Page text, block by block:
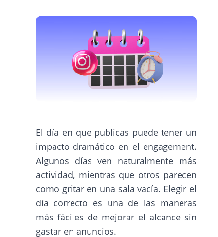
El día en que publicas puede tener un
impacto dramático en el engagement.
Algunos días ven naturalmente más
actividad, mientras que otros parecen
como gritar en una sala vacía. Elegir el
día correcto es una de las maneras
más fáciles de mejorar el alcance sin
gastar en anuncios.